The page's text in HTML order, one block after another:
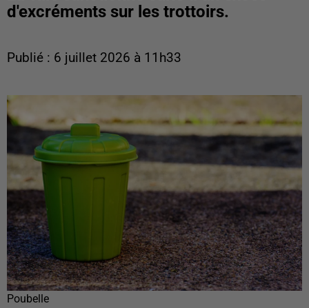
d'excréments sur les trottoirs.
Publié : 6 juillet 2026 à 11h33
Poubelle